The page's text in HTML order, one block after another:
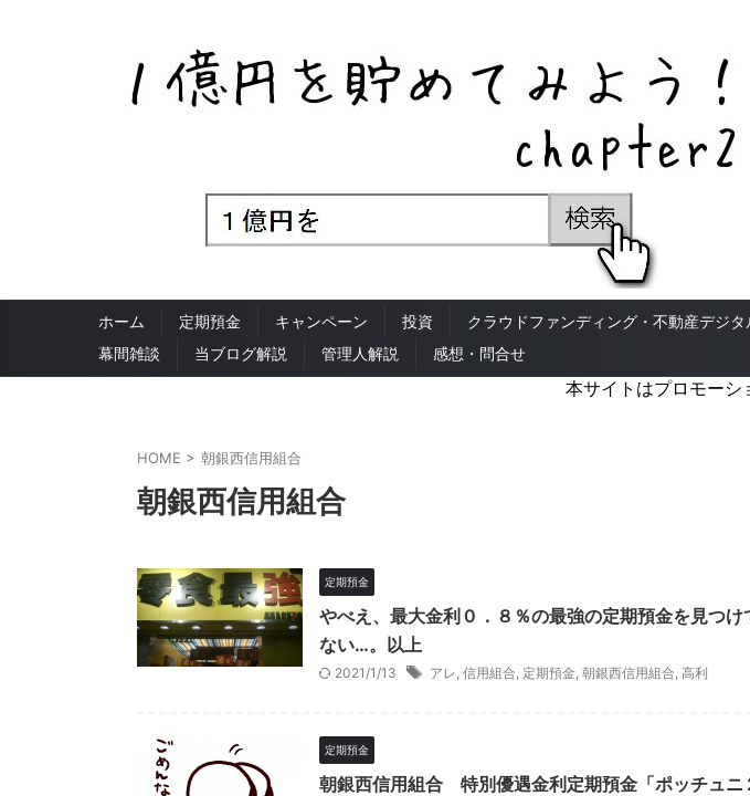
ホーム 定期預金 キャンペーン 投資 クラウドファンディング・不動産デジタ
幕間雑談
当ブログ解説 管理人解説 感想・問合せ
本サイトはプロモーシ
HOME > 朝銀西信用組合
朝銀西信用組合
定期預金
やべえ、最大金利０．８％の最強の定期預金を見つ
ない…。以上
2021/1/13 アレ, 信用組合, 定期預金, 朝銀西信用組合, 高利
定期預金
朝銀西信用組合 特別優遇金利定期預金「ポッチュニ